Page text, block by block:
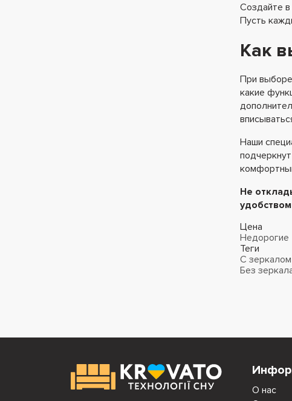
Создайте
Пусть
Как
При выборе
какие
Наши
Не
Цена
Недорогие
Теги
C зеркалом
Без
О нас